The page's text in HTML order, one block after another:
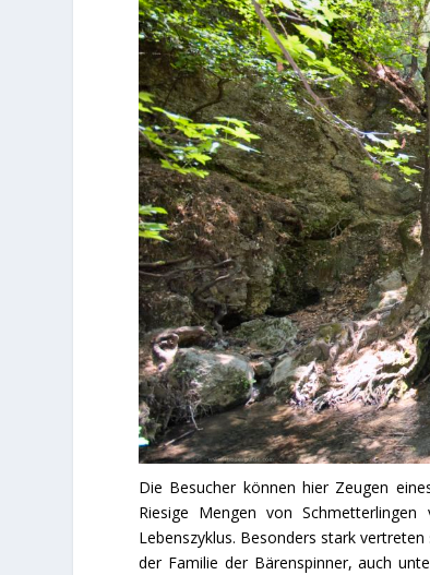
Die Besucher können hier Zeugen
Riesige Mengen von
Lebenszyklus. Besonders stark
der Familie der Bärenspinner, auch